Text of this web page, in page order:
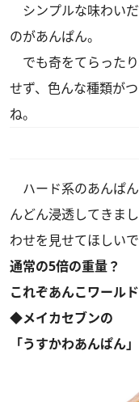
シンプルな味わい
のがあんぱん。
でも奇をてらった
せず、色んな種類が
ね。
ハード系のあんぱ
んどん浸透してきま
わせを見せてほしいで
通常の5倍の重量？
これぞあんこワールド
◆メイカセブンの
「うすかわあんぱん」